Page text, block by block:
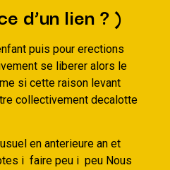
d’un lien ? )
puis pour erections
se liberer alors le
si cette raison levant
collectivement decalotte
en anterieure an et
i faire peu i peu Nous